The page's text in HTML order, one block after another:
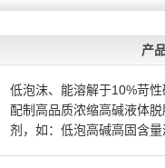
产
低泡沫、能溶解于10%苛性
配制高品质浓缩高碱液体
剂，如：低泡高碱高固含量